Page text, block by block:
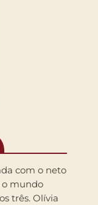
com o neto
o mundo
três. Olívia